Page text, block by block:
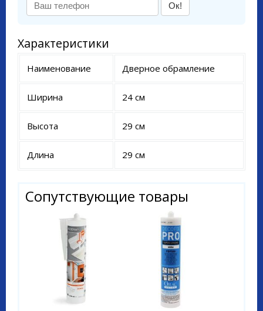
Ок!
Характеристики
Наименование Дверное обрамление
Ширина 24 см
Высота 29 см
Длина 29 см
Сопутствующие товары